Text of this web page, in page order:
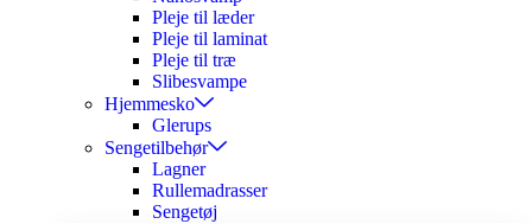
Pleje til læder
Pleje til laminat
Pleje til træ
Slibesvampe
Hjemmesko
Glerups
Sengetilbehør
Lagner
Rullemadrasser
Sengetøj